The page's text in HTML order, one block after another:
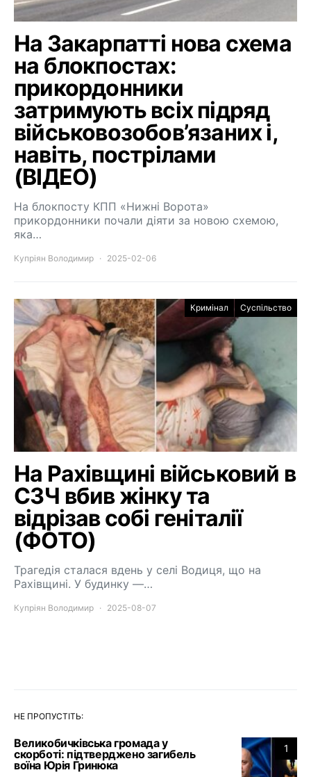
На Закарпатті нова схема
на блокпостах:
прикордонники
затримують всіх підряд
військовозобов’язаних і,
навіть, пострілами
(ВІДЕО)
На блокпосту КПП «Нижні Ворота»
прикордонники почали діяти за новою схемою,
яка…
Купріян Володимир 2025-02-06
Кримінал Суспільство
На Рахівщині військовий в
СЗЧ вбив жінку та
відрізав собі геніталії
(ФОТО)
Трагедія сталася вдень у селі Водиця, що на
Рахівщині. У будинку —…
Купріян Володимир 2025-08-07
НЕ ПРОПУСТІТЬ:
1
Великобичківська громада у
скорботі: підтверджено загибель
воїна Юрія Гринюка